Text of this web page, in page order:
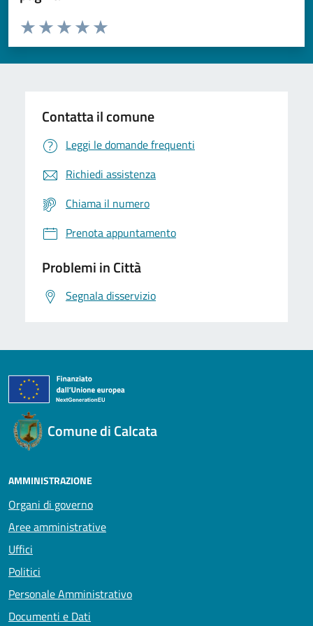
Domanda
Valuta da 1 a 5 stelle la pagina
Valuta 5 stelle su 5
Valuta 4 stelle su 5
Valuta 3 stelle su 5
Valuta 2 stelle su 5
Valuta 1 stelle su 5
Contatta il comune
Leggi le domande frequenti
Richiedi assistenza
Chiama il numero
Prenota appuntamento
Problemi in Città
Segnala disservizio
Comune di Calcata
AMMINISTRAZIONE
Organi di governo
Aree amministrative
Uffici
Politici
Personale Amministrativo
Documenti e Dati